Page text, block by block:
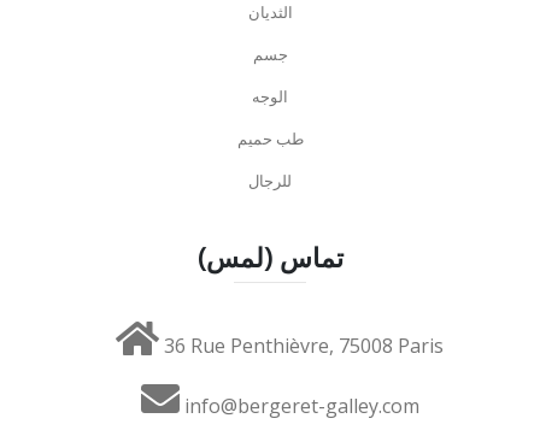
الثديان
جسم
الوجه
طب حميم
للرجال
تماس (لمس)
36 Rue Penthièvre, 75008 Paris
info@bergeret-galley.com